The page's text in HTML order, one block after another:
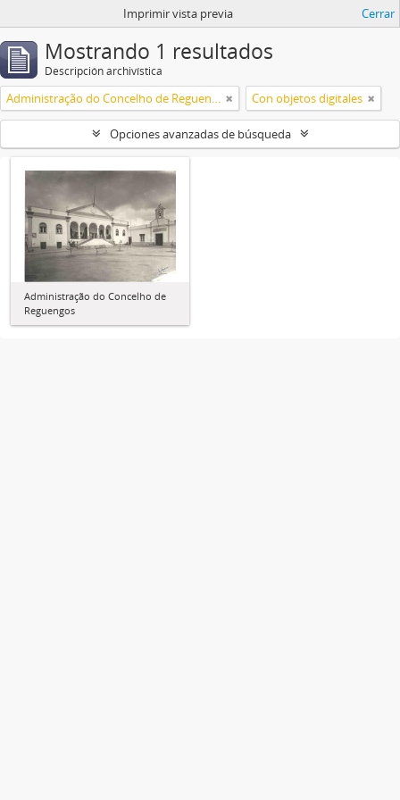
Imprimir vista previa Cerrar
Mostrando 1 resultados
Descripción archivística
Administração do Concelho de Reguengos Con objetos digitales
Opciones avanzadas de búsqueda
Administração do Concelho de
Reguengos